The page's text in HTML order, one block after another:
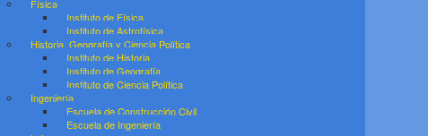
Física
Instituto de Física
Instituto de Astrofísica
Historia, Geografía y Ciencia Política
Instituto de Historia
Instituto de Geografía
Instituto de Ciencia Política
Ingeniería
Escuela de Construcción Civil
Escuela de Ingeniería